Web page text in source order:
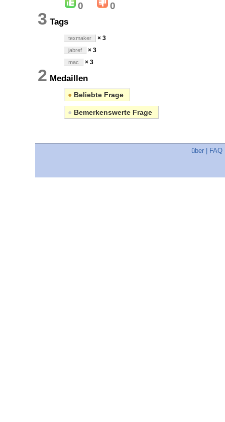
0 0
3 Tags
texmaker × 3
jabref × 3
mac × 3
2 Medaillen
● Beliebte Frage
● Bemerkenswerte Frage
über FAQ